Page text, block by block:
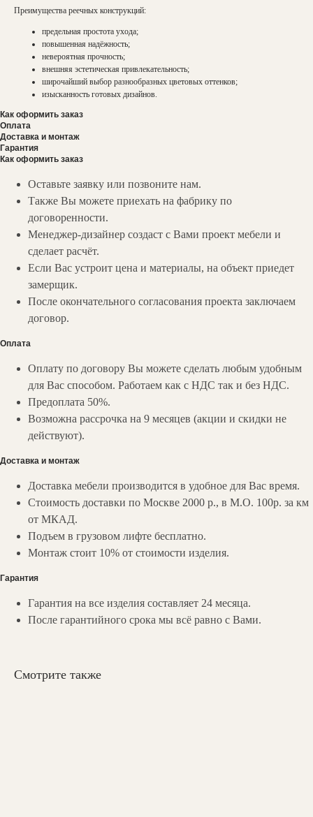
Преимущества реечных конструкций:
предельная простота ухода;
повышенная надёжность;
невероятная прочность;
внешняя эстетическая привлекательность;
широчайший выбор разнообразных цветовых оттенков;
изысканность готовых дизайнов.
Как оформить заказ
Оплата
Доставка и монтаж
Гарантия
Как оформить заказ
Оставьте заявку или позвоните нам.
Также Вы можете приехать на фабрику по
договоренности.
Менеджер-дизайнер создаст с Вами проект мебели и
сделает расчёт.
Если Вас устроит цена и материалы, на объект приедет
замерщик.
После окончательного согласования проекта заключаем
договор.
Оплата
Оплату по договору Вы можете сделать любым удобным
для Вас способом. Работаем как с НДС так и без НДС.
Предоплата 50%.
Возможна рассрочка на 9 месяцев (акции и скидки не
действуют).
Доставка и монтаж
Доставка мебели производится в удобное для Вас время.
Стоимость доставки по Москве 2000 р., в М.О. 100р. за км
от МКАД.
Подъем в грузовом лифте бесплатно.
Монтаж стоит 10% от стоимости изделия.
Гарантия
Гарантия на все изделия составляет 24 месяца.
После гарантийного срока мы всё равно с Вами.
Смотрите также